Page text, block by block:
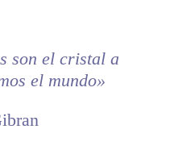
son el cristal a
el mundo»